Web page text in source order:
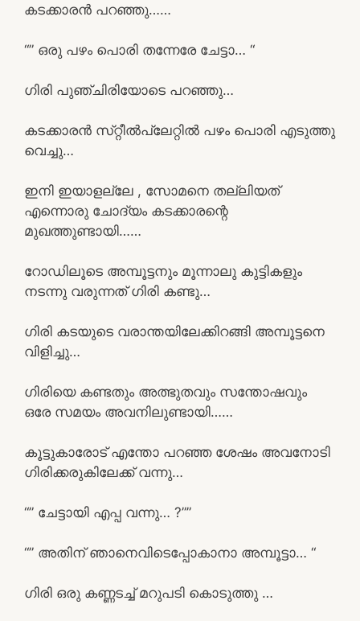
കടക്കാരൻ പറഞ്ഞു……
“” ഒരു പഴം പൊരി തന്നേരേ ചേട്ടാ… “
ഗിരി പുഞ്ചിരിയോടെ പറഞ്ഞു…
കടക്കാരൻ സ്‌റ്റീൽപ്ലേറ്റിൽ പഴം പൊരി എടുത്തു
വെച്ചു…
ഇനി ഇയാളല്ലേ , സോമനെ തല്ലിയത്
എന്നൊരു ചോദ്യം കടക്കാരന്റെ
മുഖത്തുണ്ടായി……
റോഡിലൂടെ അമ്പൂട്ടനും മൂന്നാലു കുട്ടികളും
നടന്നു വരുന്നത് ഗിരി കണ്ടു…
ഗിരി കടയുടെ വരാന്തയിലേക്കിറങ്ങി അമ്പൂട്ടനെ
വിളിച്ചു…
ഗിരിയെ കണ്ടതും അത്ഭുതവും സന്തോഷവും
ഒരേ സമയം അവനിലുണ്ടായി……
കൂട്ടുകാരോട് എന്തോ പറഞ്ഞ ശേഷം അവനോടി
ഗിരിക്കരുകിലേക്ക് വന്നു…
“” ചേട്ടായി എപ്പ വന്നു… ?””
“” അതിന് ഞാനെവിടെപ്പോകാനാ അമ്പൂട്ടാ… “
ഗിരി ഒരു കണ്ണടച്ച്‌ മറുപടി കൊടുത്തു …